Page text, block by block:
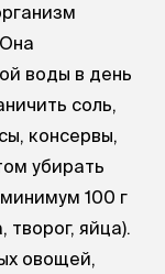
воды в день
соль,
консервы,
убирать
100 г
яйца).
овощей,